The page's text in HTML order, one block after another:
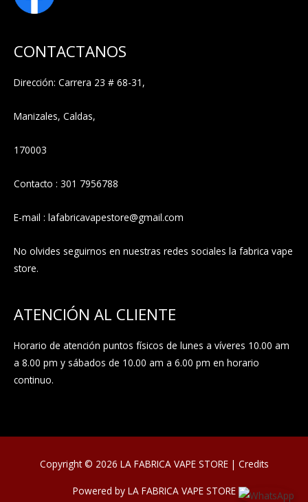
CONTACTANOS
Dirección: Carrera 23 # 68-31,
Manizales, Caldas,
170003
Contacto : 301 7956788
E-mail : lafabricavapestore@gmail.com
No olvides seguirnos en nuestras redes sociales la fabrica vape
store.
ATENCIÓN AL CLIENTE
Horario de atención puntos físicos de lunes a víveres 10.00 am
a 8.00 pm y sábados de 10.00 am a 6.00 pm en horario
continuo.
Copyright © 2026 LA FABRICA VAPE STORE| Credits
Powered by LA FABRICA VAPE STORE